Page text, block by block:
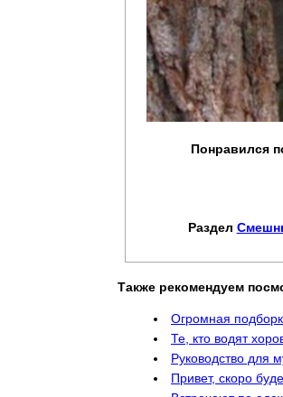
Понравился
Раздел
Также рекомендуем
Огромная
Те, кто водят
Руководство для
Привет, скоро